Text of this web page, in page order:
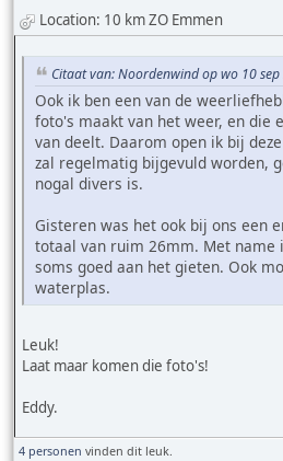
Location: 10 km ZO Emmen
Citaat van: Noordenwind op wo 10
Ook ik ben een van de
foto's maakt van het weer, en die
van deelt. Daarom open ik bij
zal regelmatig bijgevuld worden,
nogal divers is.
Gisteren was het ook bij ons een
totaal van ruim 26mm. Met name
soms goed aan het gieten. Ook
waterplas.
Leuk!
Laat maar komen die foto's!
Eddy.
4 personen vinden dit leuk.